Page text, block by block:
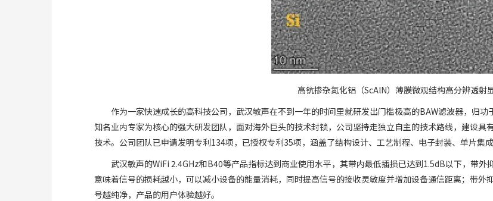
高钪掺杂氮化铝（ScAlN）薄膜微观结构高分辨透射
作为一家快速成长的高科技公司，武汉敏声在不到一年的时间里就研发出门槛极高的BAW滤波器，归
知名业内专家为核心的强大研发团队，面对海外巨头的技术封锁，公司坚持走独立自主的技术路线，建设
技术。公司团队已申请发明专利134项，已授权专利35项，涵盖了结构设计、工艺制程、电子封装、单片集
武汉敏声的WiFi 2.4GHz和B40等产品指标达到商业使用水平，其带内最低插损已达到1.5dB以下，带
意味着信号的损耗越小，可以减小设备的能量消耗，同时提高信号的接收灵敏度并增加设备通信距离；带
号越纯净，产品的用户体验越好。